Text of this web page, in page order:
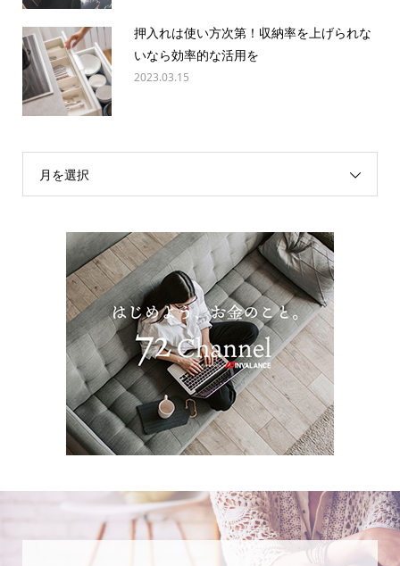
押入れは使い方次第！収納率を上げられな
いなら効率的な活用を
2023.03.15
月を選択